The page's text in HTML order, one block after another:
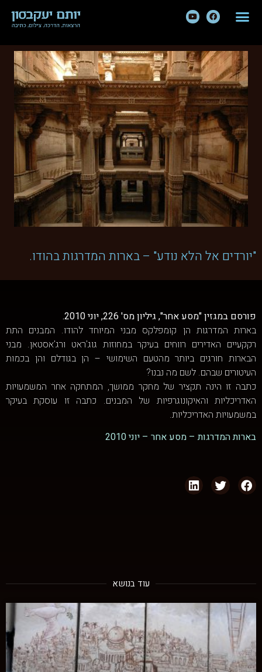
"יורדים אל הלא נודע" – בארות המדרגות בהודו.
פורסם במגזין "מסע אחר", גיליון מס' 226, יוני 2010.
בארות המדרגות הן קומפלקס מבני המיוחד להודו. המבנים התת
רקקעיים האדירים רווחים בעיקר במחוזות גוג'ראט ורג'אסטאן. מבני
הבארות חורגים ביותר מהטעם השימושי – הן בגודלם והן בכמות
העיטורים שבהם. לשם מה נבנו?
כתבה זו הינה תקציר של מחקר ממושך, המתחקה אחר המשמעויות
האדריכליות והאיקונוגרפיות של המבנים. כתבה זו עוסקת בעיקר
במשמעויות האדריכליות.
בארות המדרגות – מסע אחר – יוני 2010
עוד בנושא